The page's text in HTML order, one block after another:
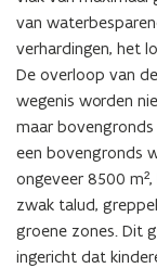
van
verhardingen, het
De overloop van
wegenis worden
maar
een bovengronds
ongeveer 8500
zwak talud,
groene zones. Dit
ingericht dat